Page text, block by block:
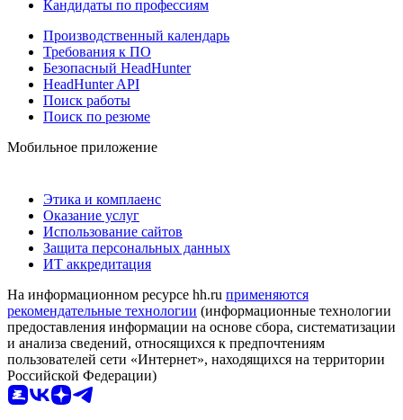
Кандидаты по профессиям
Производственный календарь
Требования к ПО
Безопасный HeadHunter
HeadHunter API
Поиск работы
Поиск по резюме
Мобильное приложение
Этика и комплаенс
Оказание услуг
Использование сайтов
Защита персональных данных
ИТ аккредитация
На информационном ресурсе hh.ru применяются
рекомендательные технологии (информационные технологии
предоставления информации на основе сбора, систематизации
и анализа сведений, относящихся к предпочтениям
пользователей сети «Интернет», находящихся на территории
Российской Федерации)